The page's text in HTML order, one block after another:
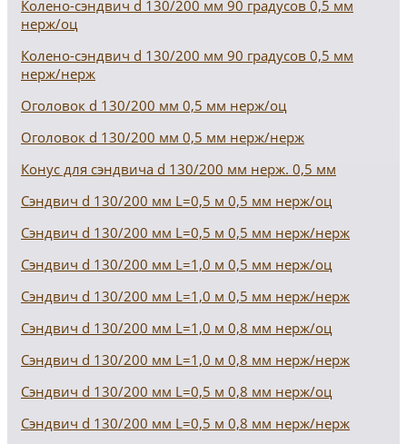
Колено-сэндвич d 130/200 мм 90 градусов 0,5 мм
нерж/оц
Колено-сэндвич d 130/200 мм 90 градусов 0,5 мм
нерж/нерж
Оголовок d 130/200 мм 0,5 мм нерж/оц
Оголовок d 130/200 мм 0,5 мм нерж/нерж
Конус для сэндвича d 130/200 мм нерж. 0,5 мм
Сэндвич d 130/200 мм L=0,5 м 0,5 мм нерж/оц
Сэндвич d 130/200 мм L=0,5 м 0,5 мм нерж/нерж
Сэндвич d 130/200 мм L=1,0 м 0,5 мм нерж/оц
Сэндвич d 130/200 мм L=1,0 м 0,5 мм нерж/нерж
Сэндвич d 130/200 мм L=1,0 м 0,8 мм нерж/оц
Сэндвич d 130/200 мм L=1,0 м 0,8 мм нерж/нерж
Сэндвич d 130/200 мм L=0,5 м 0,8 мм нерж/оц
Сэндвич d 130/200 мм L=0,5 м 0,8 мм нерж/нерж